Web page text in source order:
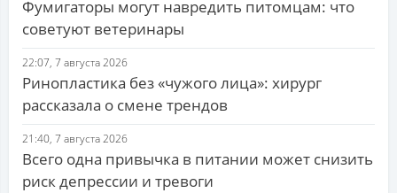
Фумигаторы могут навредить питомцам: что
советуют ветеринары
22:07, 7 августа 2026
Ринопластика без «чужого лица»: хирург
рассказала о смене трендов
21:40, 7 августа 2026
Всего одна привычка в питании может снизить
риск депрессии и тревоги